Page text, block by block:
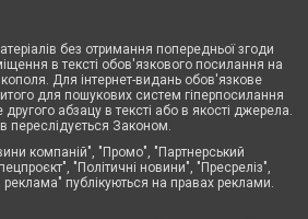
без отримання попередньої згоди
в тексті обов'язкового посилання на
Для інтернет-видань обов'язкове
для пошукових систем гіперпосилання
другого абзацу в тексті або в якості джерела.
переслідується Законом.
компаній", "Промо", "Партнерський
"Політичні новини", "Пресреліз",
реклама" публікуються на правах реклами.